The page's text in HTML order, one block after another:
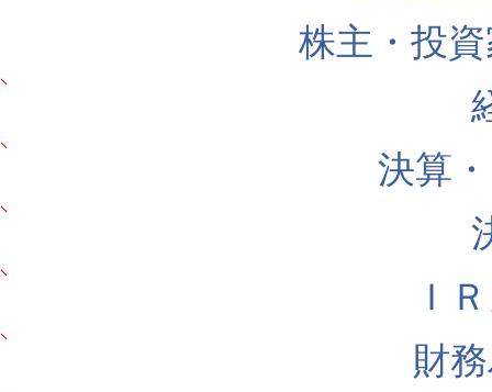
株主・投
決算
Ｉ
財